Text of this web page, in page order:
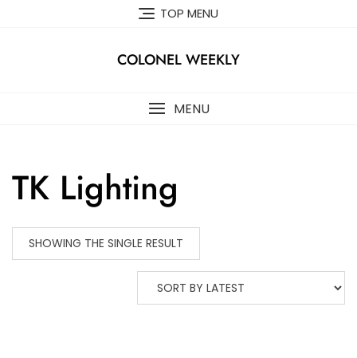
TOP MENU
COLONEL WEEKLY
MENU
TK Lighting
SHOWING THE SINGLE RESULT